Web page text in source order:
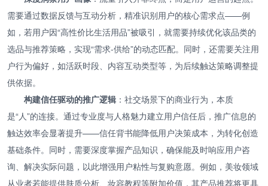
需要通过数据反馈与互动分析，精准识别用户的核心需求点——例
如，若用户因“高性价比生活用品”被吸引，就需要持续优化该品类的
选品与推荐策略，实现“需求-供给”的动态匹配。同时，还需要关注用
户行为偏好，如活跃时段、内容互动类型等，为后续触达策略调整提
供依据。
构建信任驱动的推广逻辑 ：社交场景下的商业行为，本质
是“人”的连接。通过专业度与人格魅力建立用户信任后，推广信息的
触达效率会显著提升——信任背书能降低用户决策成本，为转化创造
基础条件。同时，需要深度掌握产品知识，确保能及时响应用户咨
询、解决实际问题，以此增强用户粘性与复购意愿。例如，美妆领域
从业者若能提供肤质分析、妆容教程等附加价值，其产品推荐将更具